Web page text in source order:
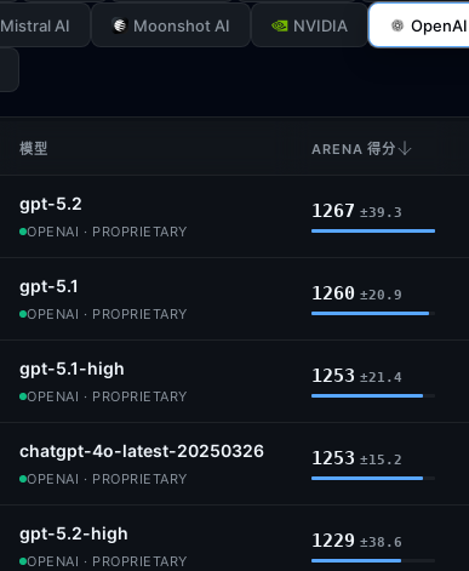
Mistral AI Moonshot AI NVIDIA OpenAI
模型 ARENA 得分
gpt-5.2
OPENAI · PROPRIETARY
1267 ±39.3
gpt-5.1
OPENAI · PROPRIETARY
1260 ±20.9
gpt-5.1-high
OPENAI · PROPRIETARY
1253 ±21.4
chatgpt-4o-latest-20250326
OPENAI · PROPRIETARY
1253 ±15.2
gpt-5.2-high
OPENAI · PROPRIETARY
1229 ±38.6